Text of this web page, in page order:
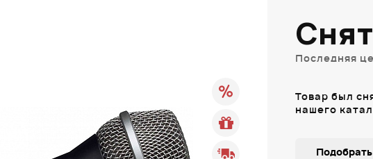
Последняя
Товар был
нашего